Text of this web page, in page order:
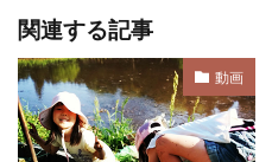
関連する記事
動画